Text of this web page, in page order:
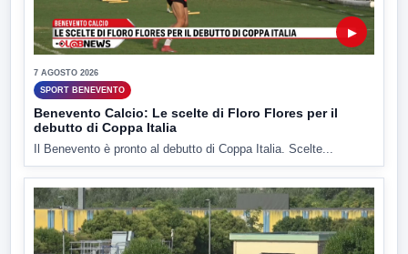
▶
7 AGOSTO 2026
SPORT BENEVENTO
Benevento Calcio: Le scelte di Floro Flores per il
debutto di Coppa Italia
Il Benevento è pronto al debutto di Coppa Italia. Scelte...